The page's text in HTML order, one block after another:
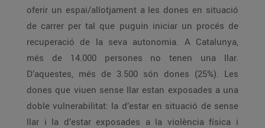
oferir un espai/allotjament a les dones en situació
de carrer per tal que puguin iniciar un procés de
recuperació de la seva autonomia. A Catalunya,
més de 14.000 persones no tenen una llar.
D’aquestes, més de 3.500 són dones (25%). Les
dones que viuen sense llar estan exposades a una
doble vulnerabilitat: la d’estar en situació de sense
llar i la d’estar exposades a la violència física i